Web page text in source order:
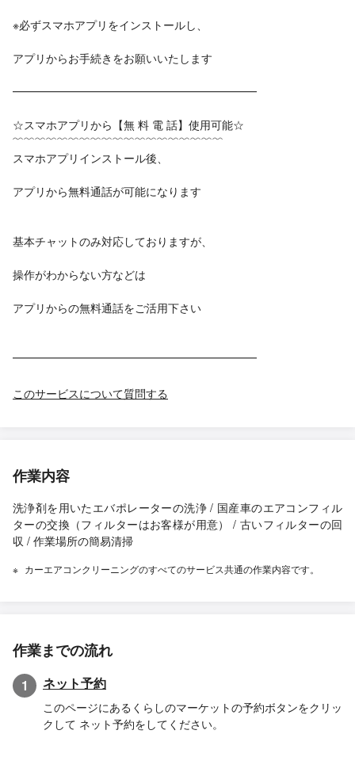
※必ずスマホアプリをインストールし、
アプリからお手続きをお願いいたします
━━━━━━━━━━━━━━━━━━━━━━
☆スマホアプリから【無 料 電 話】使用可能☆
﹌﹌﹌﹌﹌﹌﹌﹌﹌﹌﹌﹌﹌﹌﹌﹌﹌﹌﹌
スマホアプリインストール後、
アプリから無料通話が可能になります
基本チャットのみ対応しておりますが、
操作がわからない方などは
アプリからの無料通話をご活用下さい
━━━━━━━━━━━━━━━━━━━━━━
このサービスについて質問する
作業内容
洗浄剤を用いたエバポレーターの洗浄 / 国産車のエアコンフィル
ターの交換（フィルターはお客様が用意） / 古いフィルターの回
収 / 作業場所の簡易清掃
カーエアコンクリーニングのすべてのサービス共通の作業内容です。
作業までの流れ
1 ネット予約
このページにあるくらしのマーケットの予約ボタンをクリッ
クして ネット予約をしてください。